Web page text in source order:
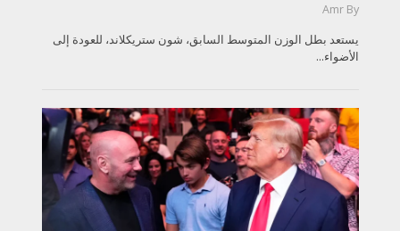
By
Amr
يستعد بطل الوزن المتوسط السابق، شون ستريكلاند، للعودة إلى
الأضواء...